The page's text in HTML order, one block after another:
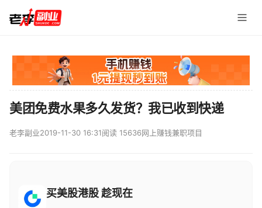
美团免费水果多久发货？我已收到快递
老李副业2019-11-30 16:31阅读 15636网上赚钱兼职项目
买美股港股 趁现在